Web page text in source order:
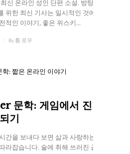
신 온라인 성인 단편 소설. 방탕아의
위한 최신 기사는 일시적인 것에서 위
적인 이야기, 좋은 위스키...
By 톰 로우
문학: 게임에서 진 바
기
간을 보내다 보면 삶과 사랑하는 사람
라잡습니다. 술에 취해 쓰러진 골목길